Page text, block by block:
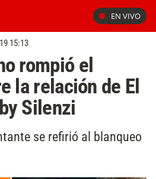
EN VIVO
15:13
rompió el
la relación de El
Silenzi
se refirió al blanqueo